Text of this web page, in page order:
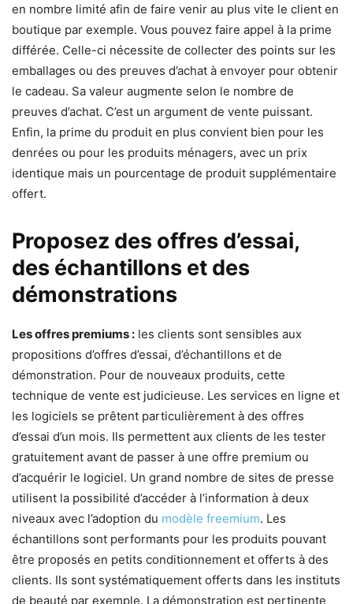
en nombre limité afin de faire venir au plus vite le client en
boutique par exemple. Vous pouvez faire appel à la prime
différée. Celle-ci nécessite de collecter des points sur les
emballages ou des preuves d’achat à envoyer pour obtenir
le cadeau. Sa valeur augmente selon le nombre de
preuves d’achat. C’est un argument de vente puissant.
Enfin, la prime du produit en plus convient bien pour les
denrées ou pour les produits ménagers, avec un prix
identique mais un pourcentage de produit supplémentaire
offert.
Proposez des offres d’essai,
des échantillons et des
démonstrations
Les offres premiums : les clients sont sensibles aux
propositions d’offres d’essai, d’échantillons et de
démonstration. Pour de nouveaux produits, cette
technique de vente est judicieuse. Les services en ligne et
les logiciels se prêtent particulièrement à des offres
d’essai d’un mois. Ils permettent aux clients de les tester
gratuitement avant de passer à une offre premium ou
d’acquérir le logiciel. Un grand nombre de sites de presse
utilisent la possibilité d’accéder à l’information à deux
niveaux avec l’adoption du modèle freemium. Les
échantillons sont performants pour les produits pouvant
être proposés en petits conditionnement et offerts à des
clients. Ils sont systématiquement offerts dans les instituts
de beauté par exemple. La démonstration est pertinente